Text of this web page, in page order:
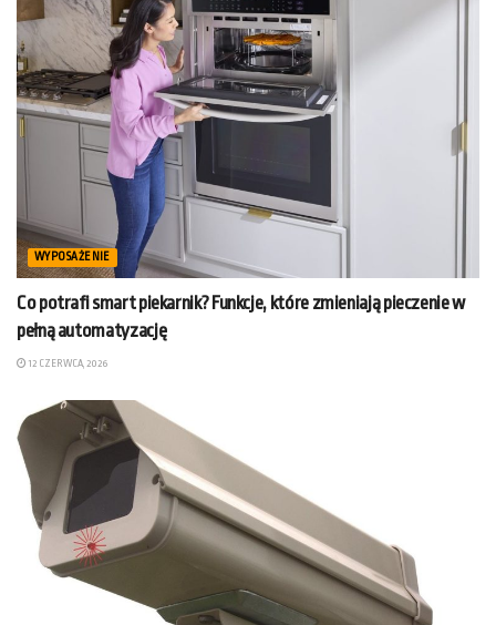
WYPOSAŻENIE
Co potrafi smart piekarnik? Funkcje, które zmieniają pieczenie w
pełną automatyzację
12 CZERWCA, 2026